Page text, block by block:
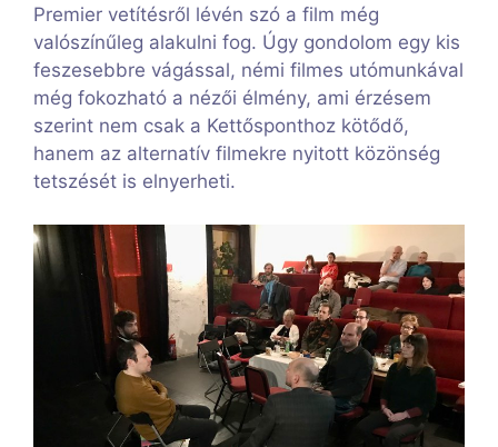
Premier vetítésről lévén szó a film még
valószínűleg alakulni fog. Úgy gondolom egy kis
feszesebbre vágással, némi filmes utómunkával
még fokozható a nézői élmény, ami érzésem
szerint nem csak a Kettősponthoz kötődő,
hanem az alternatív filmekre nyitott közönség
tetszését is elnyerheti.